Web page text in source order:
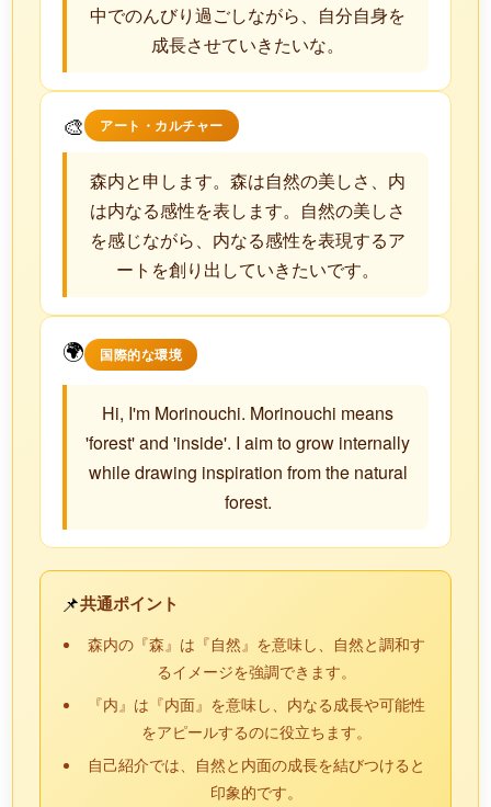
中でのんびり過ごしながら、自分自身を
成長させていきたいな。
🎨 アート・カルチャー
森内と申します。森は自然の美しさ、内
は内なる感性を表します。自然の美しさ
を感じながら、内なる感性を表現するア
ートを創り出していきたいです。
🌍 国際的な環境
Hi, I'm Morinouchi. Morinouchi means
'forest' and 'inside'. I aim to grow internally
while drawing inspiration from the natural
forest.
📌共通ポイント
森内の『森』は『自然』を意味し、自然と調和す
るイメージを強調できます。
『内』は『内面』を意味し、内なる成長や可能性
をアピールするのに役立ちます。
自己紹介では、自然と内面の成長を結びつけると
印象的です。